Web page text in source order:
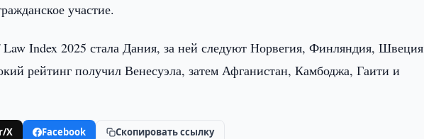
участие.
Index 2025 стала Дания, за ней следуют Норвегия, Финляндия, Швеция
рейтинг получил Венесуэла, затем Афганистан, Камбоджа, Гаити и
X Facebook Скопировать ссылку